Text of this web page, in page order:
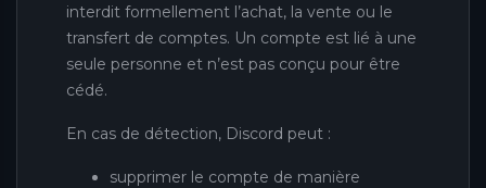
interdit formellement l’achat, la vente ou le
transfert de comptes. Un compte est lié à une
seule personne et n’est pas conçu pour être
cédé.
En cas de détection, Discord peut :
supprimer le compte de manière